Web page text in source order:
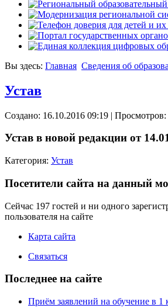
Вы здесь: Главная Сведения об
Устав
Создано: 16.10.2016 09:19 | Просмотров:
Устав в новой редакции от
Категория: Устав
Посетители сайта на данный
Сейчас 197 гостей и ни одного
пользователя на сайте
Карта сайта
Связаться
Последнее на сайте
Приём заявлений на обучение в 1